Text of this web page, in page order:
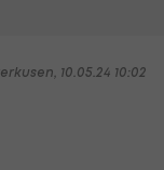
10.05.24 10:02